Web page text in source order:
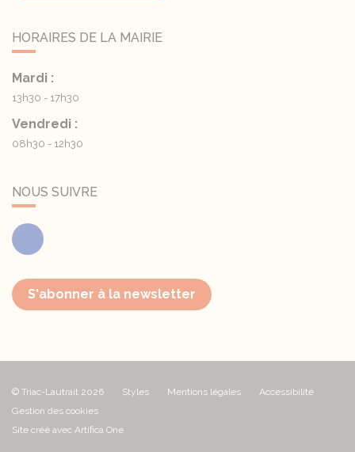
HORAIRES DE LA MAIRIE
Mardi :
13h30 - 17h30
Vendredi :
08h30 - 12h30
NOUS SUIVRE
Facebook
S'abonner à la newsletter
© Triac-Lautrait 2026 Styles Mentions légales
Accessibilité
Gestion des cookies
Site créé avec Artifica One